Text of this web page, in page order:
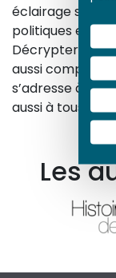
éclairage sur les
politiques et
Décrypter les
aussi
s’adresse à
aussi à tous les
Les